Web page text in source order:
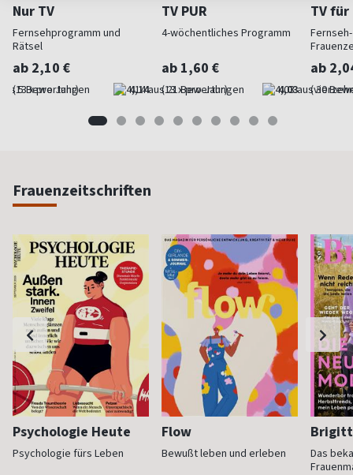
Nur TV
Fernsehprogramm und
Rätsel
ab 2,10 €
(13 x pro Jahr) 4,14
TV PUR
4-wöchentliches Programm
ab 1,60 €
(13 x pro Jahr) 4,03
TV
ab
Frauenzeitschriften
Psychologie Heute
Psychologie fürs Leben
Flow
Bewußt leben und erleben
Das